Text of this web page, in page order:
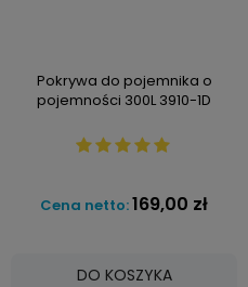
Pokrywa do pojemnika o
pojemności 300L 3910-1D
Cena netto:169,00 zł
DO KOSZYKA